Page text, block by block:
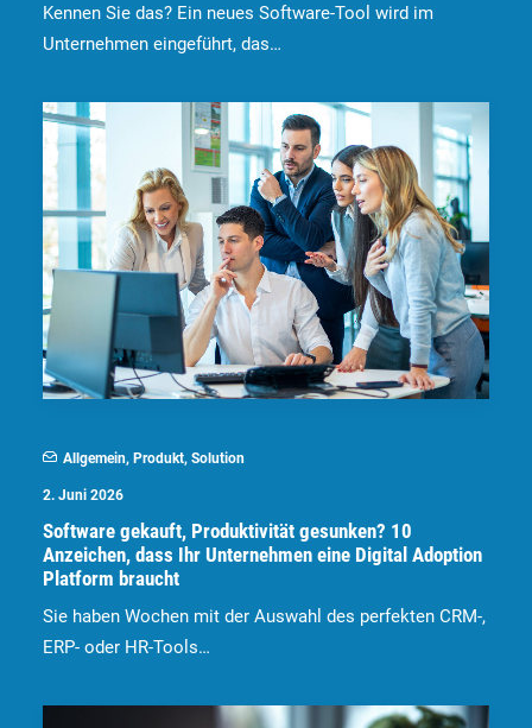
Kennen Sie das? Ein neues Software-Tool wird im
Unternehmen eingeführt, das…
Allgemein, Produkt, Solution
2. Juni 2026
Software gekauft, Produktivität gesunken? 10
Anzeichen, dass Ihr Unternehmen eine Digital Adoption
Platform braucht
Sie haben Wochen mit der Auswahl des perfekten CRM-,
ERP- oder HR-Tools…